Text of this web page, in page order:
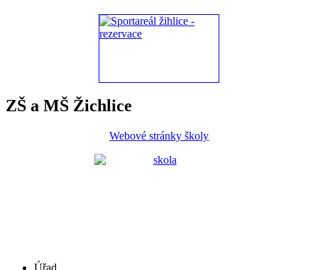
ZŠ a MŠ Žichlice
Webové stránky školy